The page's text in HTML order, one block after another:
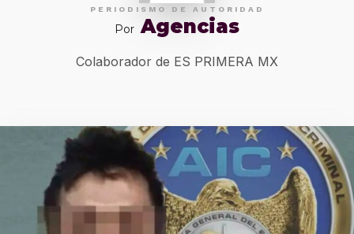
PERIODISMO DE AUTORIDAD
Por Agencias
Colaborador de ES PRIMERA MX